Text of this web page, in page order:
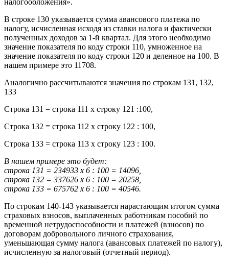
В строке 130 указывается сумма авансового платежа по
налогу, исчисленная исходя из ставки налога и фактически
полученных доходов за 1-й квартал. Для этого необходимо
значение показателя по коду строки 110, умноженное на
значение показателя по коду строки 120 и деленное на 100. В
нашем примере это 11708.
Аналогично рассчитываются значения по строкам 131, 132,
133
Строка 131 = строка 111 х строку 121 :100,
Строка 132 = строка 112 х строку 122 : 100,
Строка 133 = строка 113 х строку 123 : 100.
В нашем примере это будет:
строка 131 = 234933 х 6 : 100 = 14096,
строка 132 = 337626 х 6 : 100 = 20258,
строка 133 = 675762 х 6 : 100 = 40546.
По строкам 140-143 указывается нарастающим итогом сумма
страховых взносов, выплаченных работникам пособий по
временной нетрудоспособности и платежей (взносов) по
договорам добровольного личного страхования,
уменьшающая сумму налога (авансовых платежей по налогу),
исчисленную за налоговый (отчетный период).